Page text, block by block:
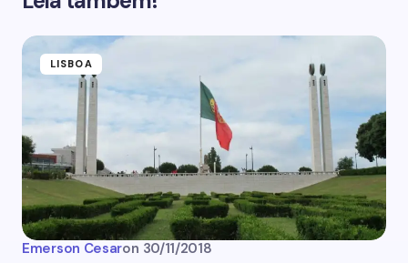
LISBOA
Emerson Cesaron 30/11/2018